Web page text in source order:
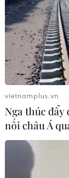
dịp Quốc
06/08/2026 09:58
Mưa lớn kéo
về nhà ở, giao
vietnamplus.vn
Nga thúc đẩy
nối châu Á